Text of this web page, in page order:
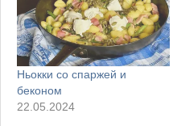
Ньокки со спаржей и
беконом
22.05.2024